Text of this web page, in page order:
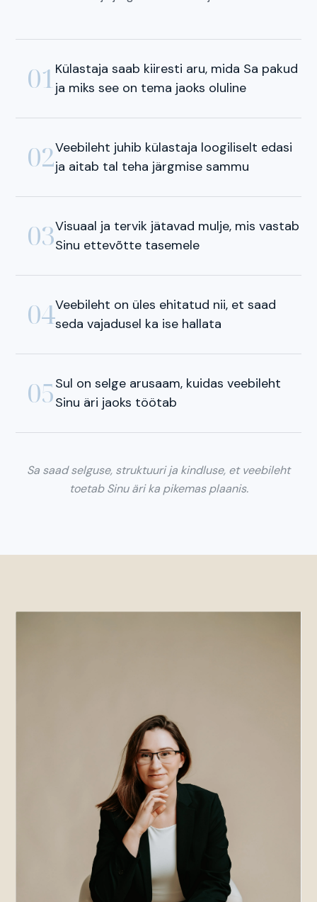
01 Külastaja saab kiiresti aru, mida Sa pakud
ja miks see on tema jaoks oluline
02Veebileht juhib külastaja loogiliselt edasi
ja aitab tal teha järgmise sammu
03Visuaal ja tervik jätavad mulje, mis vastab
Sinu ettevõtte tasemele
04Veebileht on üles ehitatud nii, et saad
seda vajadusel ka ise hallata
05Sul on selge arusaam, kuidas veebileht
Sinu äri jaoks töötab
Sa saad selguse, struktuuri ja kindluse, et veebileht
toetab Sinu äri ka pikemas plaanis.